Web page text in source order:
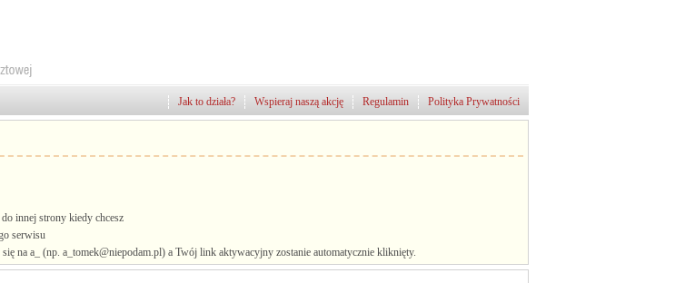
Polityka Prywatności
Regulamin
Wspieraj naszą akcję
Jak to działa?
innej strony kiedy chcesz
serwisu
na a_ (np. a_tomek@niepodam.pl) a Twój link aktywacyjny zostanie automatycznie kliknięty.